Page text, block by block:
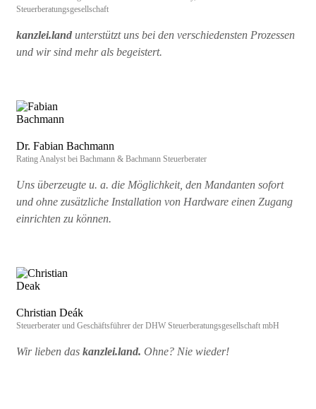
Steuerberatungsgesellschaft
kanzlei.land unterstützt uns bei den verschiedensten Prozessen
und wir sind mehr als begeistert.
Dr. Fabian Bachmann
Rating Analyst bei Bachmann & Bachmann Steuerberater
Uns überzeugte u. a. die Möglichkeit, den Mandanten sofort
und ohne zusätzliche Installation von Hardware einen Zugang
einrichten zu können.
Christian Deák
Steuerberater und Geschäftsführer der DHW Steuerberatungsgesellschaft mbH
Wir lieben das kanzlei.land. Ohne? Nie wieder!